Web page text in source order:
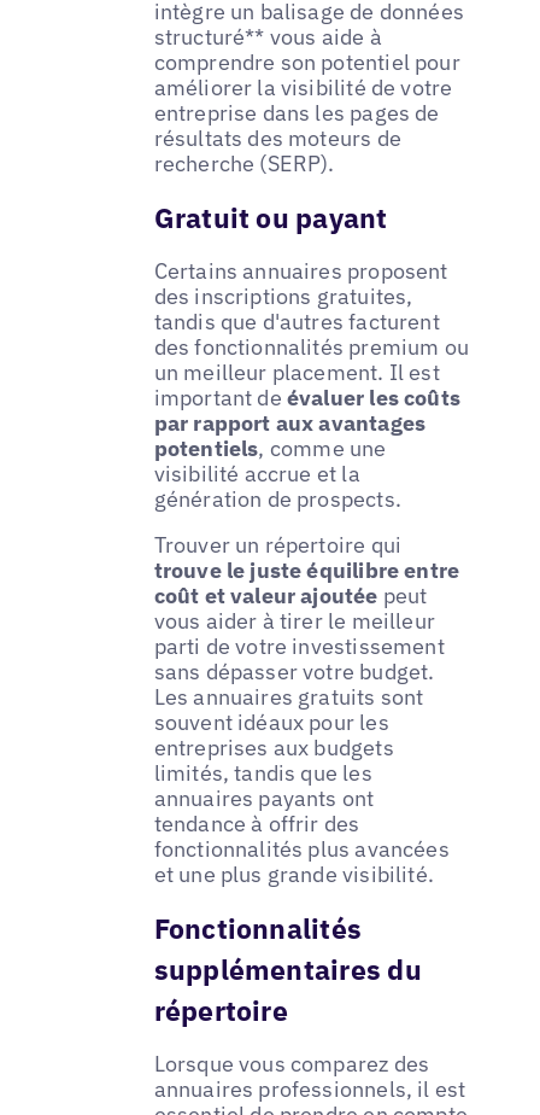
intègre un balisage de données
structuré** vous aide à
comprendre son potentiel pour
améliorer la visibilité de votre
entreprise dans les pages de
résultats des moteurs de
recherche (SERP).
Gratuit ou payant
Certains annuaires proposent
des inscriptions gratuites,
tandis que d'autres facturent
des fonctionnalités premium ou
un meilleur placement. Il est
important de évaluer les coûts
par rapport aux avantages
potentiels, comme une
visibilité accrue et la
génération de prospects.
Trouver un répertoire qui
trouve le juste équilibre entre
coût et valeur ajoutée peut
vous aider à tirer le meilleur
parti de votre investissement
sans dépasser votre budget.
Les annuaires gratuits sont
souvent idéaux pour les
entreprises aux budgets
limités, tandis que les
annuaires payants ont
tendance à offrir des
fonctionnalités plus avancées
et une plus grande visibilité.
Fonctionnalités
supplémentaires du
répertoire
Lorsque vous comparez des
annuaires professionnels, il est